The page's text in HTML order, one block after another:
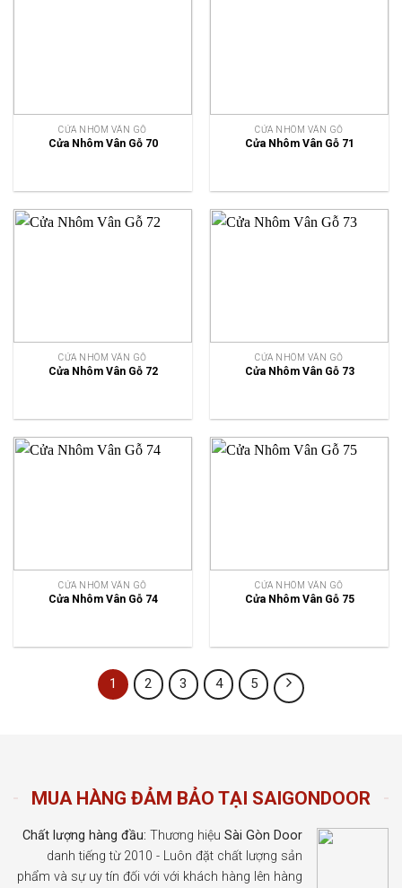
CỬA NHÔM VÂN GỖ
Cửa Nhôm Vân Gỗ 70
CỬA NHÔM VÂN GỖ
Cửa Nhôm Vân Gỗ 71
CỬA NHÔM VÂN GỖ
Cửa Nhôm Vân Gỗ 72
CỬA NHÔM VÂN GỖ
Cửa Nhôm Vân Gỗ 73
CỬA NHÔM VÂN GỖ
Cửa Nhôm Vân Gỗ 74
CỬA NHÔM VÂN GỖ
Cửa Nhôm Vân Gỗ 75
1 2 3 4 5
MUA HÀNG ĐẢM BẢO TẠI SAIGONDOOR
Chất lượng hàng đầu: Thương hiệu Sài Gòn Door
danh tiếng từ 2010 - Luôn đặt chất lượng sản
phẩm và sự uy tín đối với với khách hàng lên hàng